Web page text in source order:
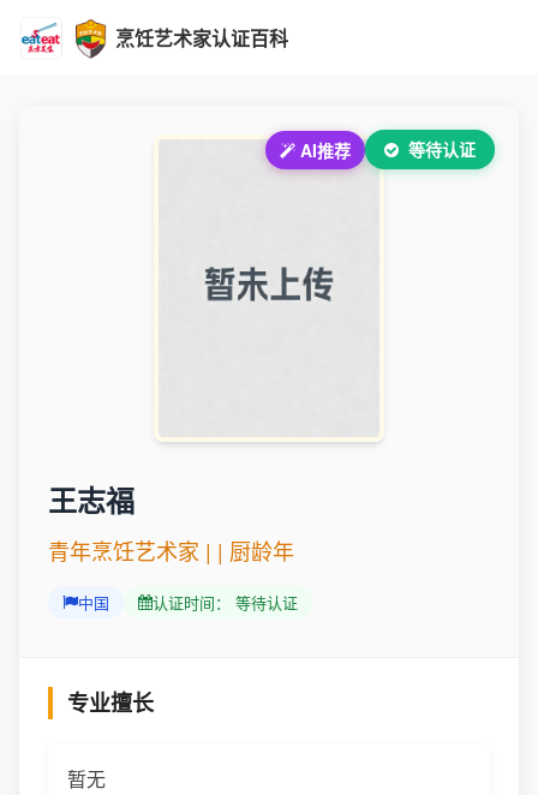
烹饪艺术家认证百科
AI推荐 等待认证
王志福
青年烹饪艺术家 | | 厨龄年
中国 认证时间： 等待认证
专业擅长
暂无